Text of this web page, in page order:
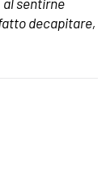
decapitare,